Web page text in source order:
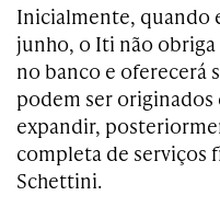
Inicialmente, quando
junho, o Iti não
no banco e oferecerá
podem ser originados
expandir,
completa de serviços
Schettini.